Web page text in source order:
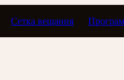
Сетка вещания
Новости